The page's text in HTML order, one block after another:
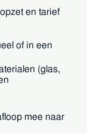
en tarief
of in een
(glas,
mee naar